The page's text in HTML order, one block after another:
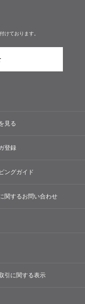
ております。
見る
登録
ングガイド
関するお問い合わせ
引に関する表示